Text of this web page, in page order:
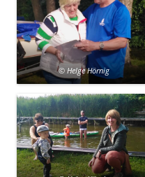
© Helge Hörnig